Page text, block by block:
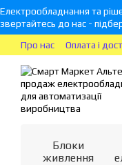
Перейти до основного
Електрообладнання та
звертайтесь до нас -
Про нас
Оплата і
Блоки
живлення